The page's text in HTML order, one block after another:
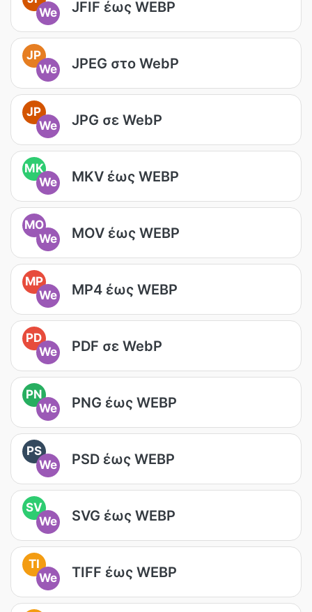
We
JFIF έως WEBP
JP
We
JPEG στο WebP
JP
We
JPG σε WebP
MK
We
MKV έως WEBP
MO
We
MOV έως WEBP
MP
We
MP4 έως WEBP
PD
We
PDF σε WebP
PN
We
PNG έως WEBP
PS
We
PSD έως WEBP
SV
We
SVG έως WEBP
TI
We
TIFF έως WEBP